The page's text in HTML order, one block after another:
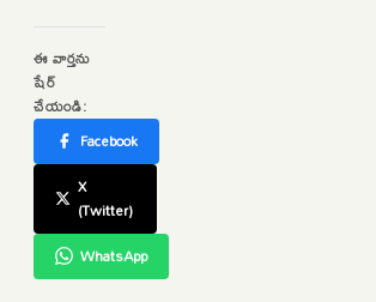
ఈ వార్తను
షేర్
చేయండి:
Facebook
X
(Twitter)
WhatsApp